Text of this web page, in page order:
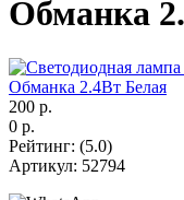
Обманка
200 р.
0 р.
Рейтинг: (5.0)
Артикул: 52794